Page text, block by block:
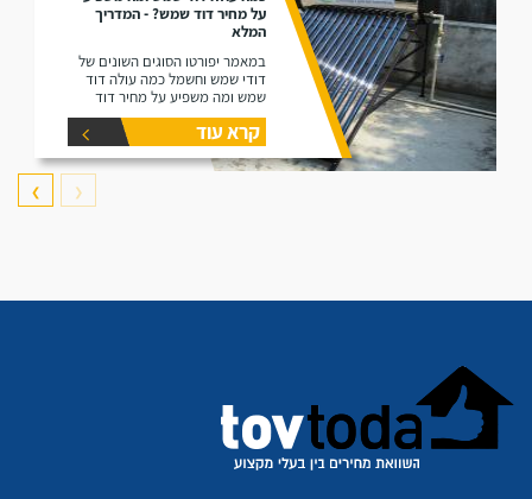
על מחיר דוד שמש? - המדריך
המלא
במאמר יפורטו הסוגים השונים של
דודי שמש וחשמל כמה עולה דוד
שמש ומה משפיע על מחיר דוד
שמש וחשמל
קרא עוד
❮
❯